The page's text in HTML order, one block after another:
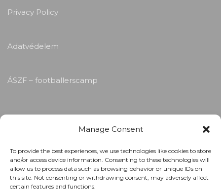
Manage Consent
To provide the best experiences, we use technologies like cookies to store
and/or access device information. Consenting to these technologies will
allow us to process data such as browsing behavior or unique IDs on
this site. Not consenting or withdrawing consent, may adversely affect
certain features and functions.
Privacy Policy
Adatvédelem
ÁSZF – footballerscamp